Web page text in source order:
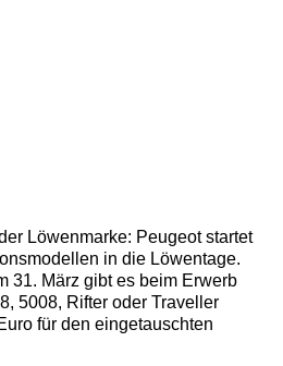
Löwenmarke: Peugeot startet
in die Löwentage.
31. März gibt es beim Erwerb
5008, Rifter oder Traveller
für den eingetauschten